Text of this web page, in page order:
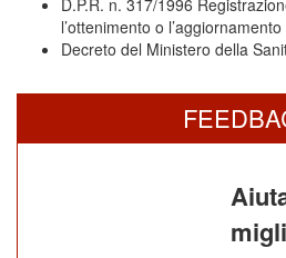
l’ottenimento o
Decreto del Ministero della